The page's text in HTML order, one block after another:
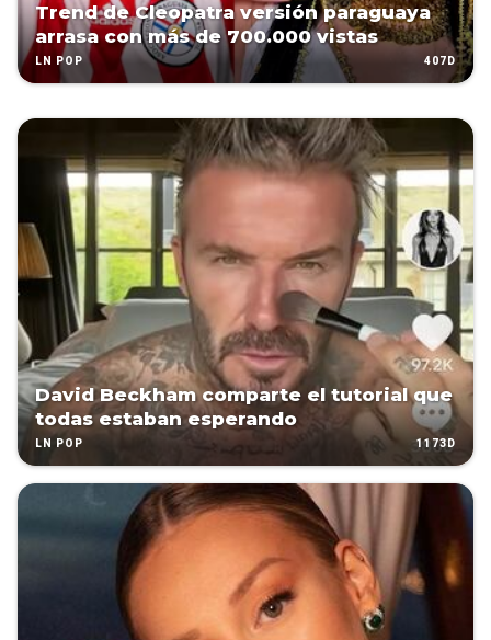
Trend de Cleopatra versión paraguaya
arrasa con más de 700.000 vistas
LN POP 407D
David Beckham comparte el tutorial que
todas estaban esperando
LN POP 1173D